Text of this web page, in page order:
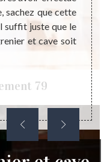
79
sachez que cette
suffit juste que le
et cave soit
plus